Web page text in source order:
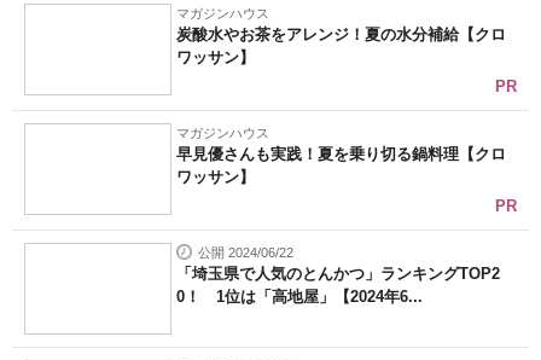
マガジンハウス
炭酸水やお茶をアレンジ！夏の水分補給【クロ
ワッサン】
PR
マガジンハウス
早見優さんも実践！夏を乗り切る鍋料理【クロ
ワッサン】
PR
公開 2024/06/22
「埼玉県で人気のとんかつ」ランキングTOP2
0！ 1位は「高地屋」【2024年6...